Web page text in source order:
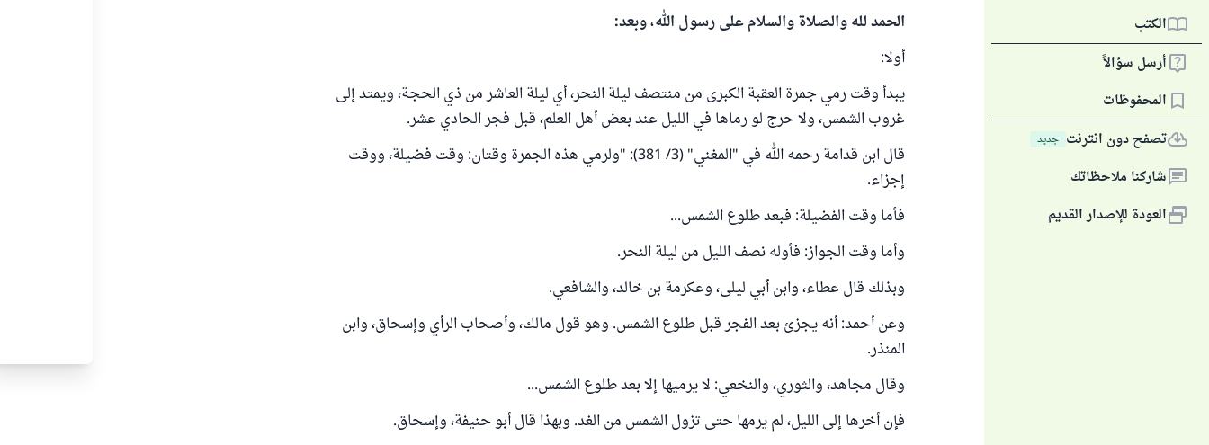
الكتب
أرسل سؤالاً
المحفوظات
تصفح دون انترنت جديد
شاركنا ملاحظاتك
العودة للإصدار القديم
الحمد لله والصلاة والسلام على رسول الله، وبعد:
أولا:
يبدأ وقت رمي جمرة العقبة الكبرى من منتصف ليلة النحر، أي ليلة العاشر من ذي الحجة، ويمتد إلى
غروب الشمس، ولا حرج لو رماها في الليل عند بعض أهل العلم، قبل فجر الحادي عشر.
قال ابن قدامة رحمه الله في "المغني" (3/ 381): "ولرمي هذه الجمرة وقتان: وقت فضيلة، ووقت
إجزاء.
فأما وقت الفضيلة: فبعد طلوع الشمس...
وأما وقت الجواز: فأوله نصف الليل من ليلة النحر.
وبذلك قال عطاء، وابن أبي ليلى، وعكرمة بن خالد، والشافعي.
وعن أحمد: أنه يجزئ بعد الفجر قبل طلوع الشمس. وهو قول مالك، وأصحاب الرأي وإسحاق، وابن
المنذر.
وقال مجاهد، والثوري، والنخعي: لا يرميها إلا بعد طلوع الشمس...
فإن أخرها إلى الليل، لم يرمها حتى تزول الشمس من الغد. وبهذا قال أبو حنيفة، وإسحاق.